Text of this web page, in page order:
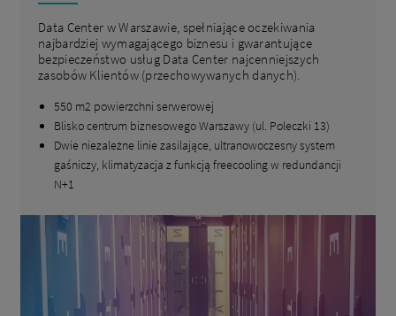
Data Center w Warszawie, spełniające oczekiwania
najbardziej wymagającego biznesu i gwarantujące
bezpieczeństwo usług Data Center najcenniejszych
zasobów Klientów (przechowywanych danych).
550 m2 powierzchni serwerowej
Blisko centrum biznesowego Warszawy (ul. Poleczki 13)
Dwie niezależne linie zasilające, ultranowoczesny system
gaśniczy, klimatyzacja z funkcją freecooling w redundancji
N+1